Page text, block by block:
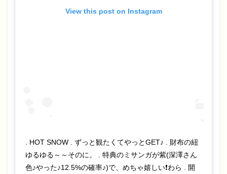
View this post on Instagram
. HOT SNOW . ずっと観たくてやっとGET♪ . 財布の紐
ゆるゆる～～そのに。 . 特典のミサンガが紫(深澤さん
色♪やった♪12.5%の確率♪)で、めちゃ嬉しい❗️わら . 開